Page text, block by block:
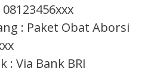
: Paket Obat Aborsi
: Via Bank BRI